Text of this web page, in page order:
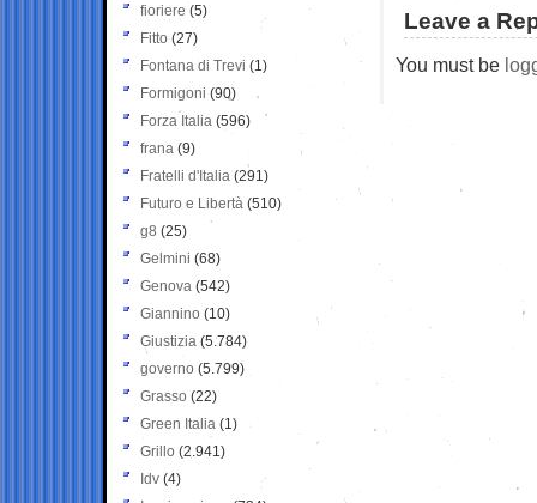
Leave a
You must be
fioriere (5)
Fitto (27)
Fontana di Trevi (1)
Formigoni (90)
Forza Italia (596)
frana (9)
Fratelli d'Italia (291)
Futuro e Libertà (510)
g8 (25)
Gelmini (68)
Genova (542)
Giannino (10)
Giustizia (5.784)
governo (5.799)
Grasso (22)
Green Italia (1)
Grillo (2.941)
Idv (4)